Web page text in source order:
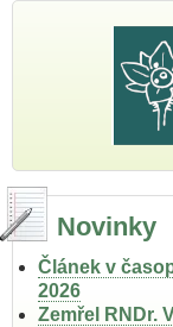
Novinky
Článek v
2026
Zemřel RNDr.